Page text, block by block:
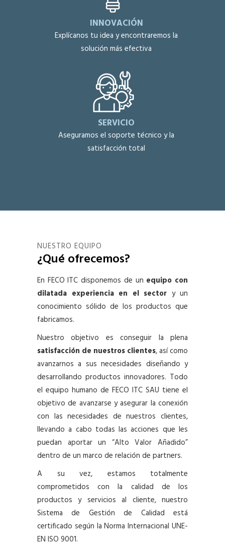
INNOVACIÓN
Explícanos tu idea y encontraremos la
solución más efectiva
SERVICIO
Aseguramos el soporte técnico y la
satisfacción total
NUESTRO EQUIPO
¿Qué ofrecemos?
En FECO ITC disponemos de un equipo con
dilatada experiencia en el sector y un
conocimiento sólido de los productos que
fabricamos.
Nuestro objetivo es conseguir la plena
satisfacción de nuestros clientes, así como
avanzarnos a sus necesidades diseñando y
desarrollando productos innovadores. Todo
el equipo humano de FECO ITC SAU tiene el
objetivo de avanzarse y asegurar la conexión
con las necesidades de nuestros clientes,
llevando a cabo todas las acciones que les
puedan aportar un “Alto Valor Añadido”
dentro de un marco de relación de partners.
A su vez, estamos totalmente
comprometidos con la calidad de los
productos y servicios al cliente, nuestro
Sistema de Gestión de Calidad está
certificado según la Norma Internacional UNE-
EN ISO 9001.